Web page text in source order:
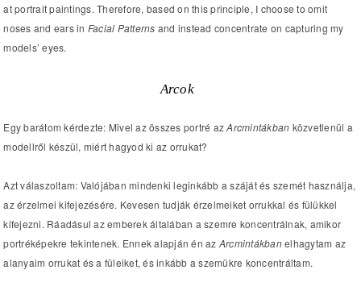
at portrait paintings. Therefore, based on this principle, I choose to omit
noses and ears in Facial Patterns and instead concentrate on capturing my
models’ eyes.
Arcok
Egy barátom kérdezte: Mivel az összes portré azArcmintákban közvetlenül a
modellről készül, miért hagyod ki az orrukat?
Azt válaszoltam: Valójában mindenki leginkább a száját és szemét használja,
az érzelmei kifejezésére. Kevesen tudják érzelmeiket orrukkal és fülükkel
kifejezni. Ráadásul az emberek általában a szemre koncentrálnak, amikor
portréképekre tekintenek. Ennek alapján én az Arcmintákbanelhagytam az
alanyaim orrukat és a füleiket, és inkább a szemükre koncentráltam.